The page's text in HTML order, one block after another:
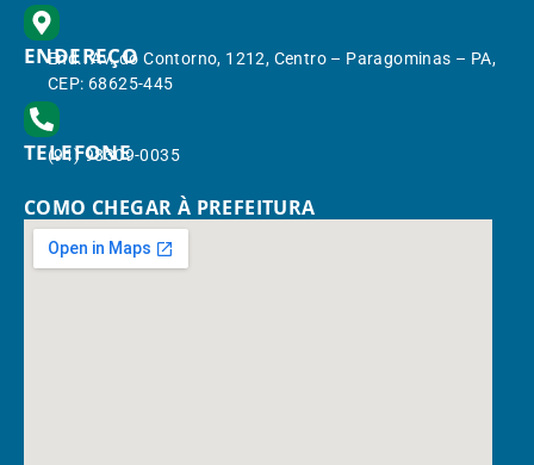
ENDEREÇO
End.: Av. do Contorno, 1212, Centro – Paragominas – PA,
CEP: 68625-445
TELEFONE
(91) 98309-0035
COMO CHEGAR À PREFEITURA